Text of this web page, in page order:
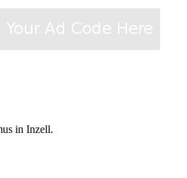
in Inzell.